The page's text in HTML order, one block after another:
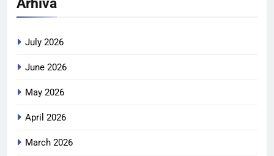
July 2026
June 2026
May 2026
April 2026
March 2026